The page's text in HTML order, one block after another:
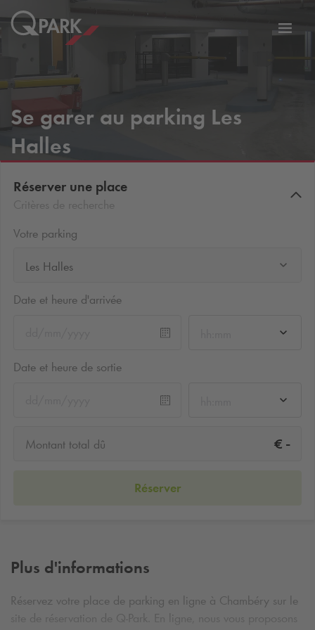
Se garer au parking Les
Halles
Réserver une place
Votre parking
Les Halles
Date et heure d'arrivée
Date et heure de sortie
Montant total dû € -
Réserver
Plus d'informations
Réservez votre place de parking en ligne à Chambéry sur le
site de réservation de
Q-Park
. En ligne, nous vous proposons